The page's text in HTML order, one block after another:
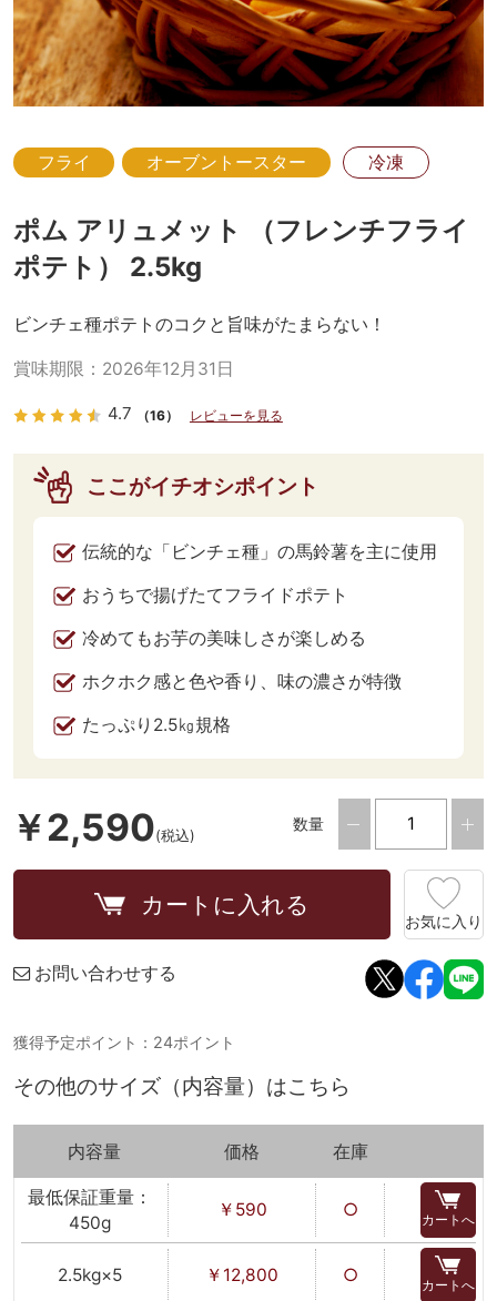
フライ オーブントースター 冷凍
ポム アリュメット （フレンチフライ
ポテト） 2.5kg
ビンチェ種ポテトのコクと旨味がたまらない！
賞味期限： 2026年12月31日
4.7 （16） レビューを見る
ここがイチオシポイント
伝統的な「ビンチェ種」の馬鈴薯を主に使用
おうちで揚げたてフライドポテト
冷めてもお芋の美味しさが楽しめる
ホクホク感と色や香り、味の濃さが特徴
たっぷり2.5㎏規格
￥2,590(税込)
数量
カートに入れる
お気に入り
お問い合わせする
獲得予定ポイント：24ポイント
その他のサイズ（内容量）はこちら
内容量 価格 在庫
最低保証重量：
450g
￥590 ○ カートへ
2.5kg×5 ￥12,800 ○ カートへ